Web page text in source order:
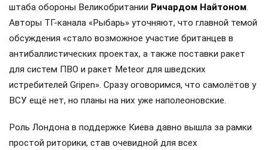
штаба обороны Великобритании Ричардом Найтоном.
Авторы ТГ-канала «Рыбарь» уточняют, что главной темой
обсуждения «стало возможное участие британцев в
антибаллистических проектах, а также поставки ракет
для систем ПВО и ракет Meteor для шведских
истребителей Gripen». Сразу оговоримся, что самолётов у
ВСУ ещё нет, но планы на них уже наполеоновские.
Роль Лондона в поддержке Киева давно вышла за рамки
простой риторики, став очевидной для всех